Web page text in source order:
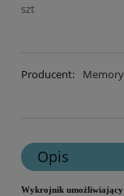
szt
Producent:
Opis
Wykrojnik umożliwiający